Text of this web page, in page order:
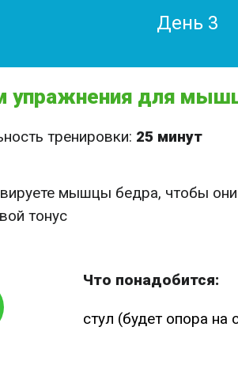
День 3
упражнения для
тренировки: 25 минут
мышцы бедра, чтобы
тонус
Что понадобится:
стул (будет опора на